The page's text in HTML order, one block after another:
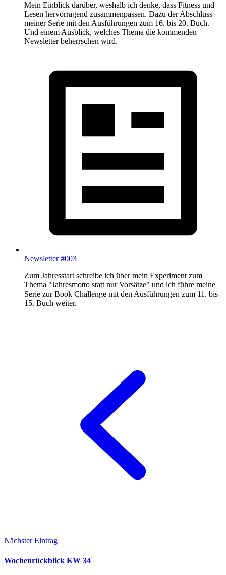
Mein Einblick darüber, weshalb ich denke, dass Fitness und
Lesen hervorragend zusammenpassen. Dazu der Abschluss
meiner Serie mit den Ausführungen zum 16. bis 20. Buch.
Und einem Ausblick, welches Thema die kommenden
Newsletter beherrschen wird.
Newsletter #003
Zum Jahresstart schreibe ich über mein Experiment zum
Thema "Jahresmotto statt nur Vorsätze" und ich führe meine
Serie zur Book Challenge mit den Ausführungen zum 11. bis
15. Buch weiter.
Nächster Eintrag
Wochenrückblick KW 34